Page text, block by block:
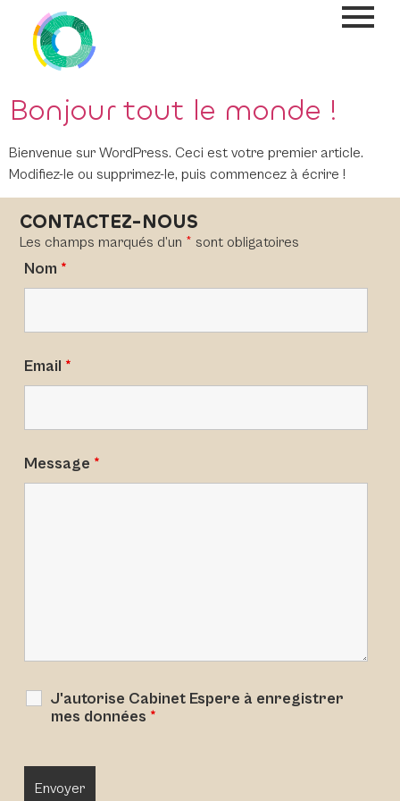
Bonjour tout le monde !
Bienvenue sur WordPress. Ceci est votre premier article.
Modifiez-le ou supprimez-le, puis commencez à écrire !
CONTACTEZ-NOUS
Les champs marqués d’un * sont obligatoires
Nom *
Email *
Message *
J'autorise Cabinet Espere à enregistrer
mes données *